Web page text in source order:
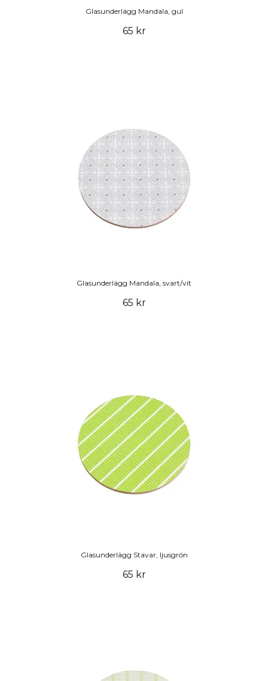
Glasunderlägg Mandala, gul
65 kr
Glasunderlägg Mandala, svart/vit
65 kr
Glasunderlägg Stavar, ljusgrön
65 kr